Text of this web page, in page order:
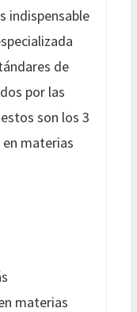
indispensable
de
por las
son los 3
materias
materias